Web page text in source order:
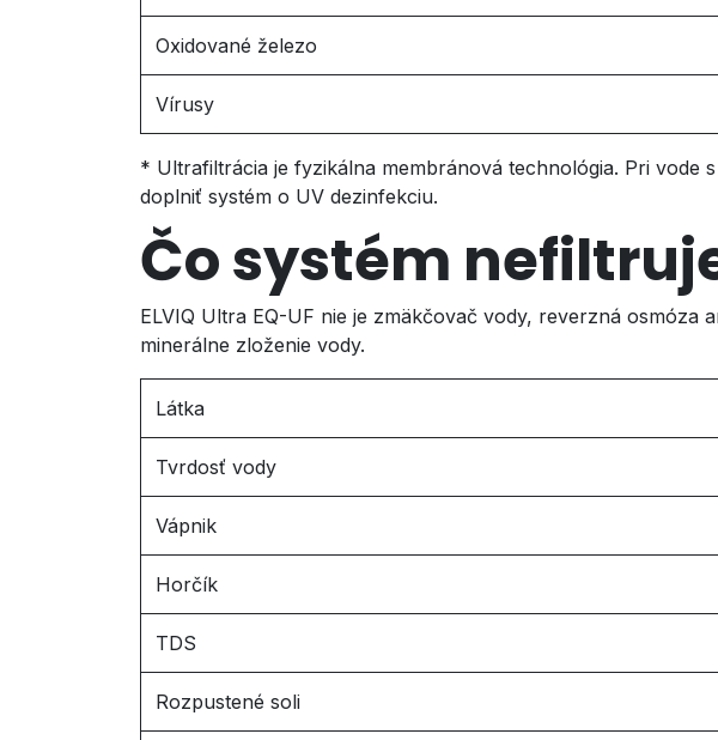
Oxidované železo
Vírusy
* Ultrafiltrácia je fyzikálna membránová technológia. Pri
doplniť systém o UV dezinfekciu.
Čo systém
ELVIQ Ultra EQ-UF nie je zmäkčovač vody, reverzná
minerálne zloženie vody.
Látka
Tvrdosť vody
Vápnik
Horčík
TDS
Rozpustené soli